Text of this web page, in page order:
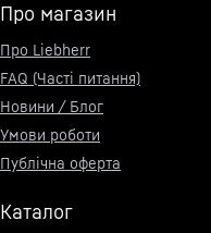
Про магазин
Про Liebherr
FAQ (Часті питання)
Новини / Блог
Умови роботи
Публічна оферта
Каталог